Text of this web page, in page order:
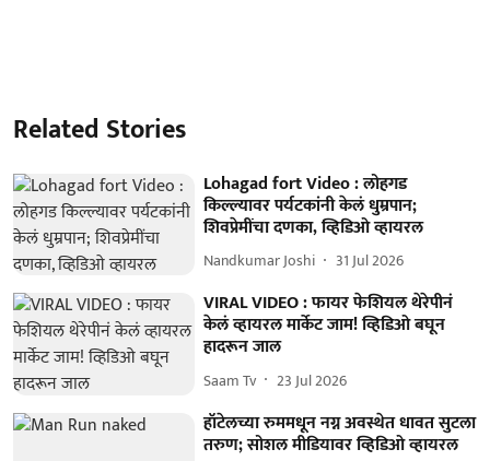
Related Stories
Lohagad fort Video : लोहगड
किल्ल्यावर पर्यटकांनी केलं धुम्रपान;
शिवप्रेमींचा दणका, व्हिडिओ व्हायरल
Nandkumar Joshi 31 Jul 2026
VIRAL VIDEO : फायर फेशियल थेरेपीनं
केलं व्हायरल मार्केट जाम! व्हिडिओ बघून
हादरून जाल
Saam Tv 23 Jul 2026
हॉटेलच्या रुममधून नग्न अवस्थेत धावत सुटला
तरुण; सोशल मीडियावर व्हिडिओ व्हायरल